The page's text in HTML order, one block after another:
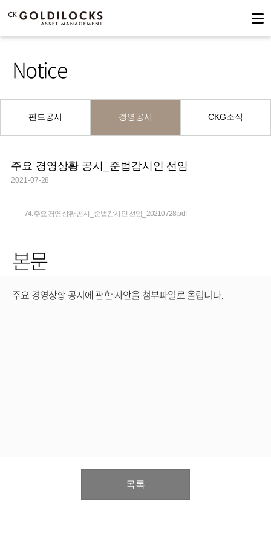
Notice
펀드공시 경영공시 CKG소식
주요 경영상황 공시_준법감시인 선임
2021-07-28
74.주요 경영상황 공시_준법감시인 선임_20210728.pdf
본문
주요 경영상황 공시에 관한 사안을 첨부파일로 올립니다.
목록